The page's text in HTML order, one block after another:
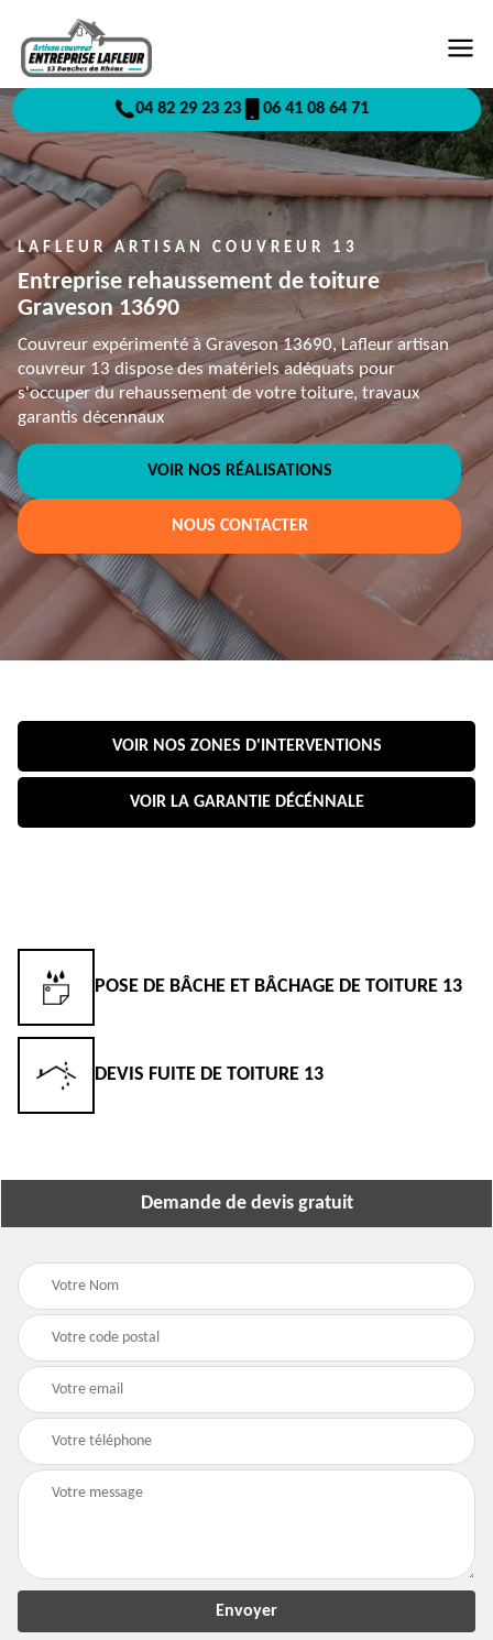
04 82 29 23 23 06 41 08 64 71
LAFLEUR ARTISAN COUVREUR 13
Entreprise rehaussement de toiture
Graveson 13690
Couvreur expérimenté à Graveson 13690, Lafleur artisan
couvreur 13 dispose des matériels adéquats pour
s'occuper du rehaussement de votre toiture, travaux
garantis décennaux
VOIR NOS RÉALISATIONS
NOUS CONTACTER
VOIR NOS ZONES D'INTERVENTIONS
VOIR LA GARANTIE DÉCÉNNALE
POSE DE BÂCHE ET BÂCHAGE DE TOITURE 13
DEVIS FUITE DE TOITURE 13
Demande de devis gratuit